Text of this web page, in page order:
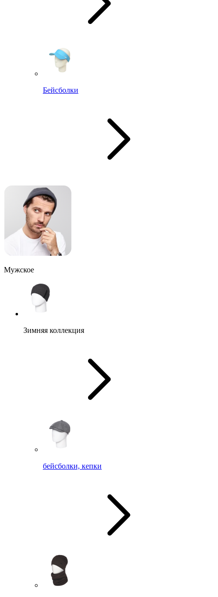
Бейсболки
Мужское
Зимняя коллекция
бейсболки, кепки